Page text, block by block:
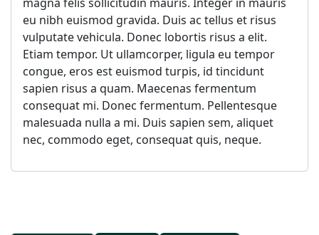
eu nibh euismod gravida. Duis ac tellus et risus
vulputate vehicula. Donec lobortis risus a elit.
Etiam tempor. Ut ullamcorper, ligula eu tempor
congue, eros est euismod turpis, id tincidunt
sapien risus a quam. Maecenas fermentum
consequat mi. Donec fermentum. Pellentesque
malesuada nulla a mi. Duis sapien sem, aliquet
nec, commodo eget, consequat quis, neque.